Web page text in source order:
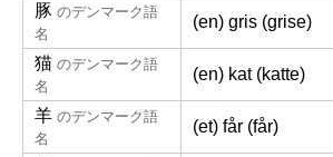
豚 のデンマーク語
名
(en) gris (grise)
猫 のデンマーク語
名
(en) kat (katte)
羊 のデンマーク語
名
(et) får (får)